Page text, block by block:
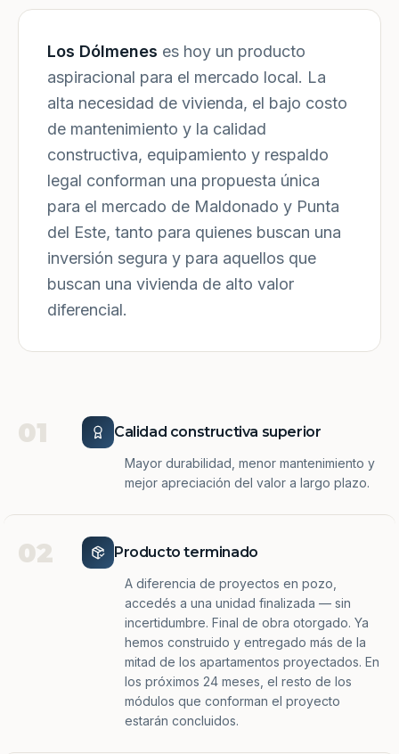
Los Dólmenes es hoy un producto
aspiracional para el mercado local. La
alta necesidad de vivienda, el bajo costo
de mantenimiento y la calidad
constructiva, equipamiento y respaldo
legal conforman una propuesta única
para el mercado de Maldonado y Punta
del Este, tanto para quienes buscan una
inversión segura y para aquellos que
buscan una vivienda de alto valor
diferencial.
01 Calidad constructiva superior
Mayor durabilidad, menor mantenimiento y
mejor apreciación del valor a largo plazo.
02 Producto terminado
A diferencia de proyectos en pozo,
accedés a una unidad finalizada — sin
incertidumbre. Final de obra otorgado. Ya
hemos construido y entregado más de la
mitad de los apartamentos proyectados. En
los próximos 24 meses, el resto de los
módulos que conforman el proyecto
estarán concluidos.